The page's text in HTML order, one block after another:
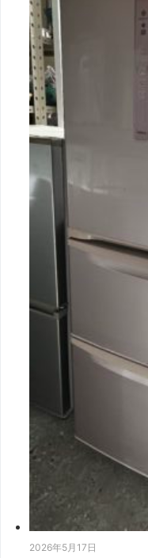
2026年5月17日